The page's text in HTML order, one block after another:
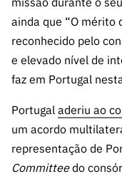
ainda que “O mérito
reconhecido pelo
e elevado nível de
faz em Portugal
Portugal aderiu ao
um acordo
representação de
Committeedo